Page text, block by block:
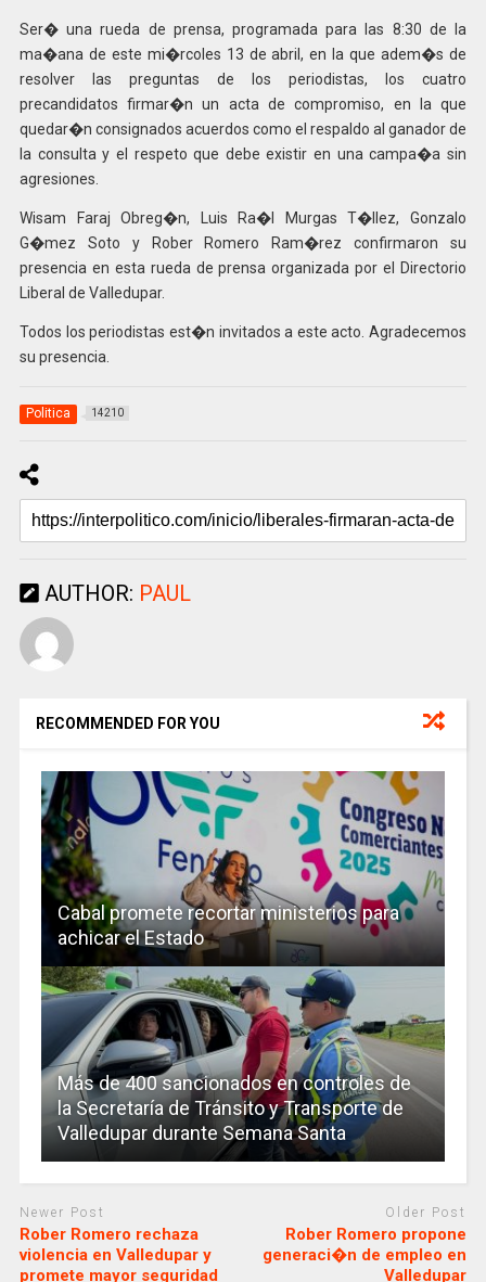
Ser� una rueda de prensa, programada para las 8:30 de la
ma�ana de este mi�rcoles 13 de abril, en la que adem�s de
resolver las preguntas de los periodistas, los cuatro
precandidatos firmar�n un acta de compromiso, en la que
quedar�n consignados acuerdos como el respaldo al ganador de
la consulta y el respeto que debe existir en una campa�a sin
agresiones.
Wisam Faraj Obreg�n, Luis Ra�l Murgas T�llez, Gonzalo
G�mez Soto y Rober Romero Ram�rez confirmaron su
presencia en esta rueda de prensa organizada por el Directorio
Liberal de Valledupar.
Todos los periodistas est�n invitados a este acto. Agradecemos
su presencia.
Politica 14210
AUTHOR: PAUL
RECOMMENDED FOR YOU
Cabal promete recortar ministerios para
achicar el Estado
Más de 400 sancionados en controles de
la Secretaría de Tránsito y Transporte de
Valledupar durante Semana Santa
Newer Post
Rober Romero rechaza
violencia en Valledupar y
promete mayor seguridad
Older Post
Rober Romero propone
generaci�n de empleo en
Valledupar